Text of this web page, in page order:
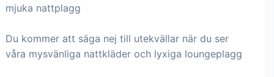
mjuka nattplagg
Du kommer att säga nej till utekvällar när du ser
våra mysvänliga nattkläder och lyxiga loungeplagg